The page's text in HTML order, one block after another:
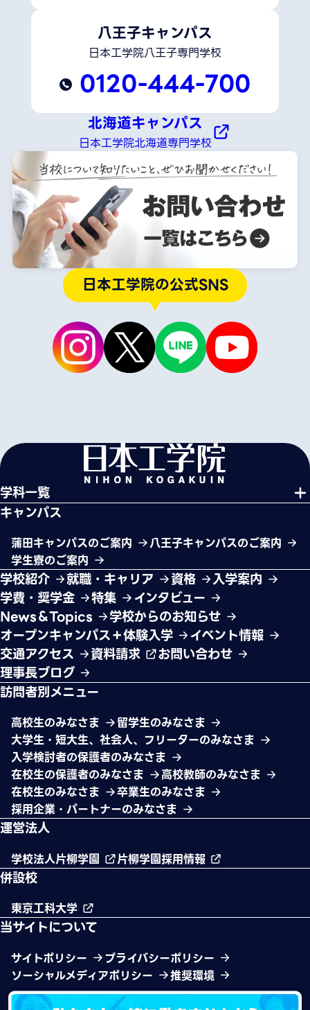
八王子キャンパス
日本工学院八王子専門学校
0120-444-700
北海道キャンパス
日本工学院北海道専門学校
日本工学院の公式SNS
学科一覧
キャンパス
蒲田キャンパスのご案内
八王子キャンパスのご案内
学生寮のご案内
学校紹介 就職・キャリア 資格
入学案内
学費・奨学金
特集
インタビュー
News＆Topics
学校からのお知らせ
オープンキャンパス＋体験入学
イベント情報
交通アクセス
資料請求
お問い合わせ
理事長ブログ
訪問者別メニュー
高校生のみなさま
留学生のみなさま
大学生・短大生、社会人、フリーターのみなさま
入学検討者の保護者のみなさま
在校生の保護者のみなさま
高校教師のみなさま
在校生のみなさま
卒業生のみなさま
採用企業・パートナーのみなさま
運営法人
学校法人片柳学園 片柳学園採用情報
併設校
東京工科大学
当サイトについて
サイトポリシー
プライバシーポリシー
ソーシャルメディアポリシー
推奨環境